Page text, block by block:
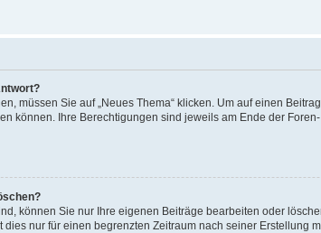
müssen Sie auf „Neues Thema“ klicken. Um auf einen
können. Ihre Berechtigungen sind jeweils am Ende der
können Sie nur Ihre eigenen Beiträge bearbeiten oder
nur für einen begrenzten Zeitraum nach seiner Erstellung